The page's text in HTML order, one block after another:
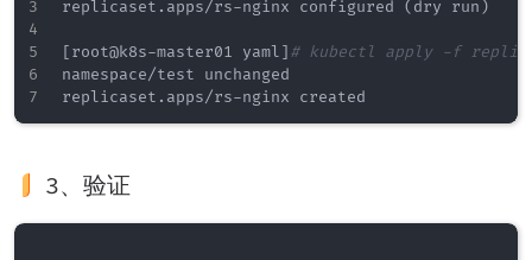
replicaset.apps/rs-nginx configured ( dry run )
[root@k8s-master01 yaml] # kubectl apply -f
namespace/test unchanged
3、验证